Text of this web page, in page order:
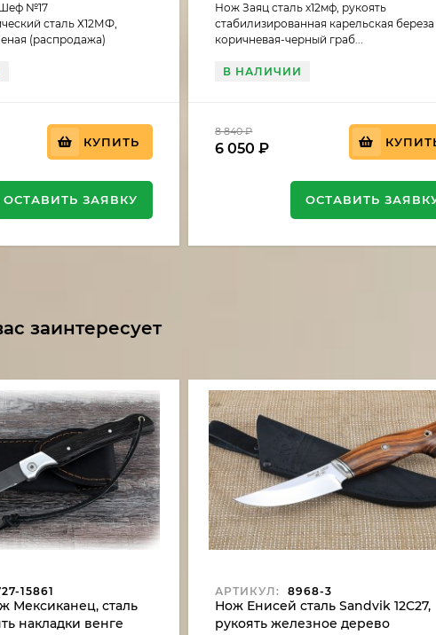
№17
сталь Х12МФ,
(распродажа)
КУПИТЬ
ОСТАВИТЬ ЗАЯВКУ
граб (распродажа)
Нож Заяц сталь х12мф, рукоять
стабилизированная карельская береза
коричневая-черный граб...
В НАЛИЧИИ
8 840₽
6 050₽
ОСТАВИТЬ
заинтересует
15861
Мексиканец, сталь
накладки венге
АРТИКУЛ: 8968-3
Нож Енисей сталь Sandvik 12C27,
рукоять железное дерево